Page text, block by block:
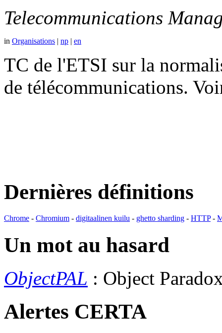
Telecommunications
in Organisations | np | en
TC de l'ETSI sur la
de télécommunications.
Dernières définitions
Chrome - Chromium - digitaalinen kuilu - ghetto sharding - HTTP-
Un mot au hasard
ObjectPAL : Object
Alertes CERTA